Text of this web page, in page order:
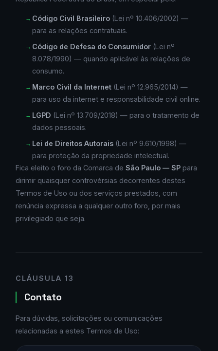
Código Civil Brasileiro (Lei nº 10.406/2002) —
para as relações contratuais.
Código de Defesa do Consumidor (Lei nº
8.078/1990) — quando aplicável às relações de
consumo.
Marco Civil da Internet (Lei nº 12.965/2014) —
para uso da internet e responsabilidade civil online.
LGPD (Lei nº 13.709/2018) — para o tratamento de
dados pessoais.
Lei de Direitos Autorais (Lei nº 9.610/1998) —
para proteção da propriedade intelectual.
Fica eleito o foro da Comarca de São Paulo — SP para
dirimir quaisquer controvérsias decorrentes destes
Termos de Uso ou dos serviços prestados, com
renúncia expressa a qualquer outro foro, por mais
privilegiado que seja.
CLÁUSULA 13
Contato
Para dúvidas, solicitações ou comunicações
relacionadas a estes Termos de Uso: